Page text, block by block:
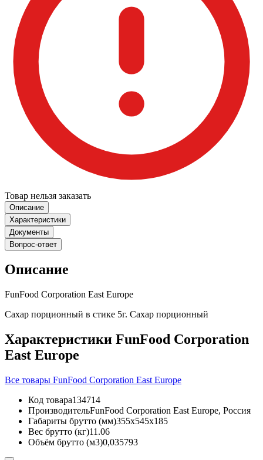
Товар нельзя заказать
Описание
Характеристики
Документы
Вопрос-ответ
Описание
FunFood Corporation East Europe
Сахар порционный в стике 5г. Сахар порционный
Характеристики FunFood Corporation
East Europe
Все товары FunFood Corporation East Europe
Код товара134714
ПроизводительFunFood Corporation East Europe, Россия
Габариты брутто (мм)355x545x185
Вес брутто (кг)11.06
Объём брутто (м3)0,035793